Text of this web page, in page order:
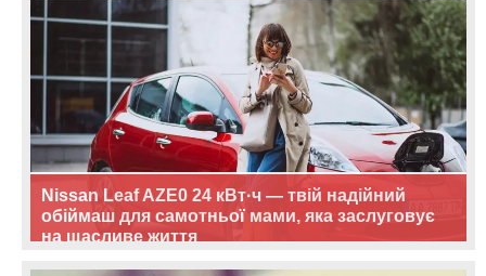
Nissan Leaf AZE0 24 кВт·ч — твій надійний
обіймаш для самотньої мами, яка заслуговує
на щасливе життя